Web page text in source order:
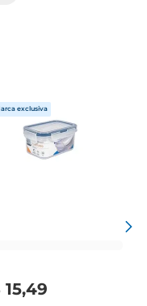
e
leve e prático,
seja em
o plástico
a tornam uma
15,49